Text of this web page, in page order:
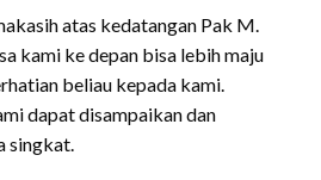
atas kedatangan Pak M.
kami ke depan bisa lebih maju
beliau kepada kami.
dapat disampaikan dan
singkat.